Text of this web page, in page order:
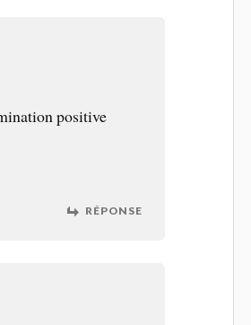
positive
RÉPONSE